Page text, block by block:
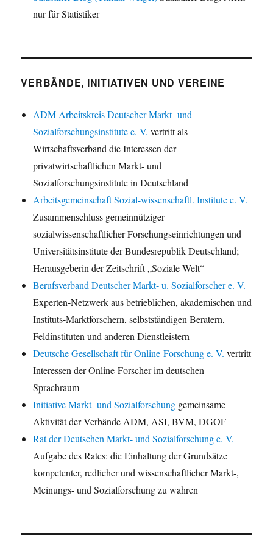
nur für Statistiker
VERBÄNDE, INITIATIVEN UND VEREINE
ADM Arbeitskreis Deutscher Markt- und
Sozialforschungsinstitute e. V. vertritt als
Wirtschaftsverband die Interessen der
privatwirtschaftlichen Markt- und
Sozialforschungsinstitute in Deutschland
Arbeitsgemeinschaft Sozial-wissenschaftl. Institute e. V.
Zusammenschluss gemeinnütziger
sozialwissenschaftlicher Forschungseinrichtungen und
Universitätsinstitute der Bundesrepublik Deutschland;
Herausgeberin der Zeitschrift „Soziale Welt“
Berufsverband Deutscher Markt- u. Sozialforscher e. V.
Experten-Netzwerk aus betrieblichen, akademischen und
Instituts-Marktforschern, selbstständigen Beratern,
Feldinstituten und anderen Dienstleistern
Deutsche Gesellschaft für Online-Forschung e. V. vertritt
Interessen der Online-Forscher im deutschen
Sprachraum
Initiative Markt- und Sozialforschung gemeinsame
Aktivität der Verbände ADM, ASI, BVM, DGOF
Rat der Deutschen Markt- und Sozialforschung e. V.
Aufgabe des Rates: die Einhaltung der Grundsätze
kompetenter, redlicher und wissenschaftlicher Markt-,
Meinungs- und Sozialforschung zu wahren